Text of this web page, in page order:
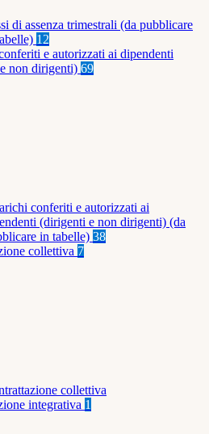
di assenza trimestrali (da pubblicare
12
e autorizzati ai dipendenti
non dirigenti) 69
conferiti e autorizzati ai
(dirigenti e non dirigenti) (da
in tabelle) 38
collettiva 7
collettiva
integrativa 1